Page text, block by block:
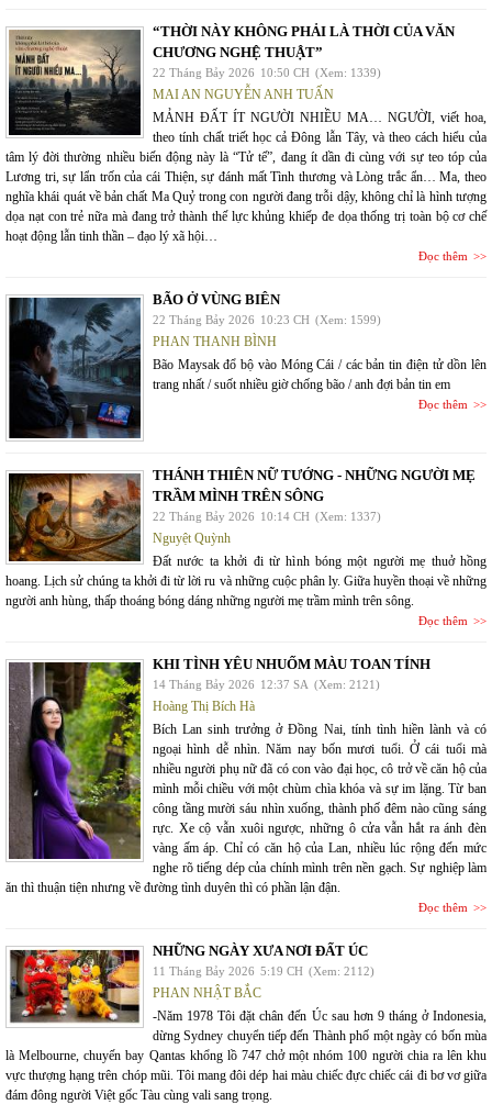
“THỜI NÀY KHÔNG PHẢI LÀ THỜI CỦA VĂN
CHƯƠNG NGHỆ THUẬT”
22 Tháng Bảy 2026 10:50 CH (Xem: 1339)
MAI AN NGUYỄN ANH TUẤN
MẢNH ĐẤT ÍT NGƯỜI NHIỀU MA… NGƯỜI, viết hoa,
theo tính chất triết học cả Đông lẫn Tây, và theo cách hiểu của
tâm lý đời thường nhiều biến động này là “Tử tế”, đang ít dần đi cùng với sự teo tóp của
Lương tri, sự lẩn trốn của cái Thiện, sự đánh mất Tình thương và Lòng trắc ẩn… Ma, theo
nghĩa khái quát về bản chất Ma Quỷ trong con người đang trỗi dậy, không chỉ là hình tượng
dọa nạt con trẻ nữa mà đang trở thành thế lực khủng khiếp đe dọa thống trị toàn bộ cơ chế
hoạt động lẫn tinh thần – đạo lý xã hội…
Đọc thêm
BÃO Ở VÙNG BIÊN
22 Tháng Bảy 2026 10:23 CH (Xem: 1599)
PHAN THANH BÌNH
Bão Maysak đổ bộ vào Móng Cái / các bản tin điện tử dồn lên
trang nhất / suốt nhiều giờ chống bão / anh đợi bản tin em
Đọc thêm
THÁNH THIÊN NỮ TƯỚNG - NHỮNG NGƯỜI MẸ
TRẦM MÌNH TRÊN SÔNG
22 Tháng Bảy 2026 10:14 CH (Xem: 1337)
Nguyệt Quỳnh
Đất nước ta khởi đi từ hình bóng một người mẹ thuở hồng
hoang. Lịch sử chúng ta khởi đi từ lời ru và những cuộc phân ly. Giữa huyền thoại về những
người anh hùng, thấp thoáng bóng dáng những người mẹ trầm mình trên sông.
Đọc thêm
KHI TÌNH YÊU NHUỐM MÀU TOAN TÍNH
14 Tháng Bảy 2026 12:37 SA (Xem: 2121)
Hoàng Thị Bích Hà
Bích Lan sinh trưởng ở Đồng Nai, tính tình hiền lành và có
ngoại hình dễ nhìn. Năm nay bốn mươi tuổi. Ở cái tuổi mà
nhiều người phụ nữ đã có con vào đại học, cô trở về căn hộ của
mình mỗi chiều với một chùm chìa khóa và sự im lặng. Từ ban
công tầng mười sáu nhìn xuống, thành phố đêm nào cũng sáng
rực. Xe cộ vẫn xuôi ngược, những ô cửa vẫn hắt ra ánh đèn
vàng ấm áp. Chỉ có căn hộ của Lan, nhiều lúc rộng đến mức
nghe rõ tiếng dép của chính mình trên nền gạch. Sự nghiệp làm
ăn thì thuận tiện nhưng về đường tình duyên thì có phần lận đận.
Đọc thêm
NHỮNG NGÀY XƯA NƠI ĐẤT ÚC
11 Tháng Bảy 2026 5:19 CH (Xem: 2112)
PHAN NHẬT BẮC
-Năm 1978 Tôi đặt chân đến Úc sau hơn 9 tháng ở Indonesia,
dừng Sydney chuyển tiếp đến Thành phố một ngày có bốn mùa
là Melbourne, chuyến bay Qantas khổng lồ 747 chở một nhóm 100 người chia ra lên khu
vực thượng hạng trên chóp mũi. Tôi mang đôi dép hai màu chiếc đực chiếc cái đi bơ vơ giữa
đám đông người Việt gốc Tàu cùng vali sang trọng.